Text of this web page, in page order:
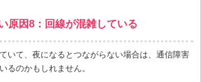
原因8：回線が混雑している
いて、夜になるとつながらない場合は、通信障害
るのかもしれません。